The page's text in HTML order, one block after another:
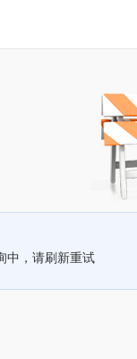
中，请刷新重试